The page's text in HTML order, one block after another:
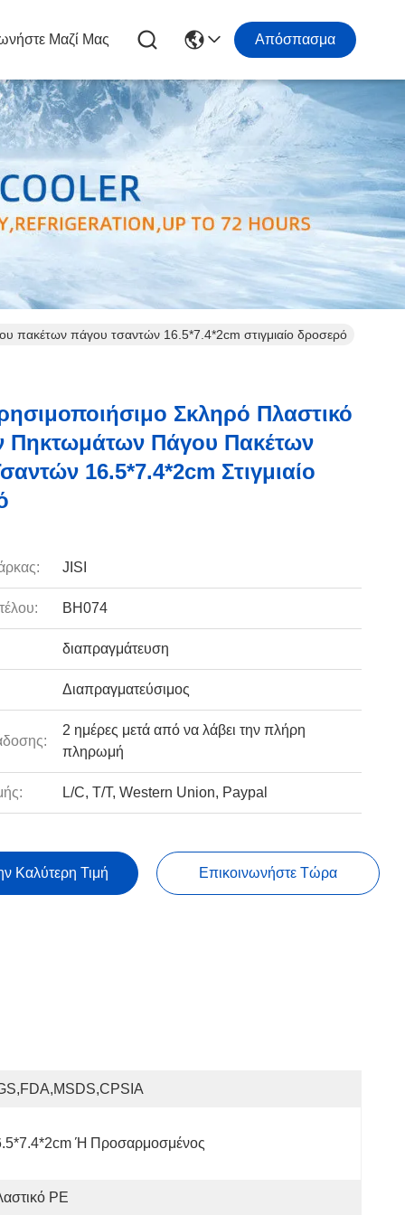
Μαζί Μας Απόσπασμα
πακέτων πάγου τσαντών 16.5*7.4*2cm στιγμιαίο δροσερό
Σκληρό Πλαστικό
Πηκτωμάτων Πάγου Πακέτων
16.5*7.4*2cm Στιγμιαίο
JISI
BH074
διαπραγμάτευση
Διαπραγματεύσιμος
2 ημέρες μετά από να λάβει την πλήρη
πληρωμή
L/C, T/T, Western Union, Paypal
Καλύτερη Τιμή Επικοινωνήστε Τώρα
Ή Προσαρμοσμένος
PE